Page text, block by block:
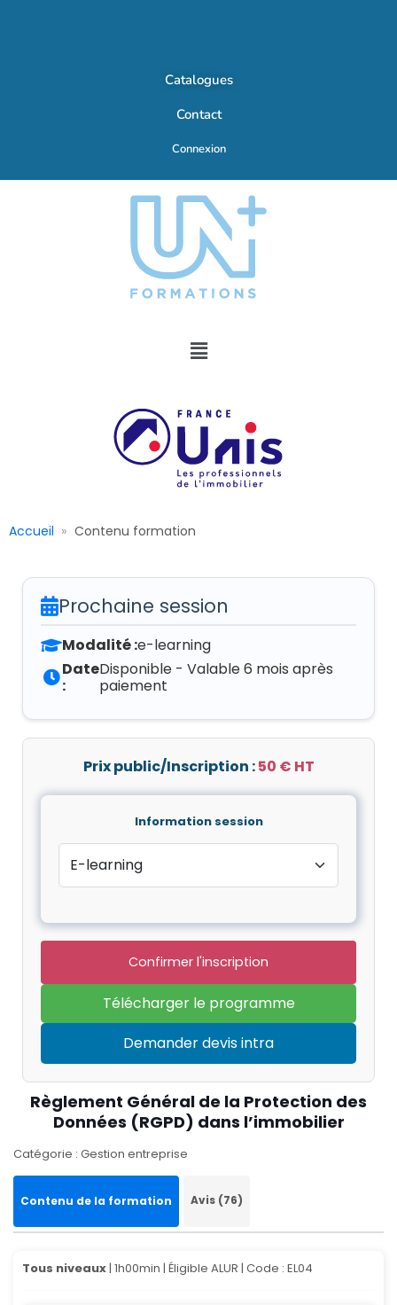
Catalogues
Contact
Connexion
Accueil Contenu formation
Règlement Général de la Protection des
Données (RGPD) dans l’immobilier
Catégorie : Gestion entreprise
Contenu de la formation Avis (76)
Tous niveaux| 1h00min | Éligible ALUR | Code : EL04
Prochaine session
Modalité :e-learning
Date
:
Disponible - Valable 6 mois après
paiement
Prix public/Inscription :50 € HT
Information session
Confirmer l'inscription
Télécharger le programme
Demander devis intra